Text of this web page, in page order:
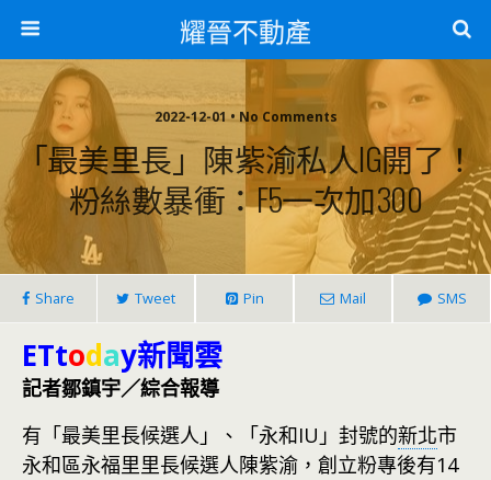
耀晉不動產
2022-12-01 • No Comments
「最美里長」陳紫渝私人IG開了！
粉絲數暴衝：F5一次加300
Share Tweet Pin Mail SMS
ETtoday新聞雲
記者鄒鎮宇／綜合報導
有「最美里長候選人」、「永和IU」封號的新北市
永和區永福里里長候選人陳紫渝，創立粉專後有14